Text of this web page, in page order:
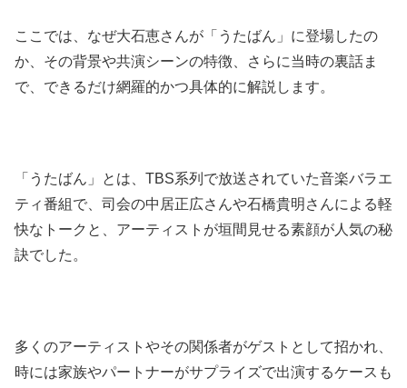
ここでは、なぜ大石恵さんが「うたばん」に登場したの
か、その背景や共演シーンの特徴、さらに当時の裏話ま
で、できるだけ網羅的かつ具体的に解説します。
「うたばん」とは、TBS系列で放送されていた音楽バラエ
ティ番組で、司会の中居正広さんや石橋貴明さんによる軽
快なトークと、アーティストが垣間見せる素顔が人気の秘
訣でした。
多くのアーティストやその関係者がゲストとして招かれ、
時には家族やパートナーがサプライズで出演するケースも